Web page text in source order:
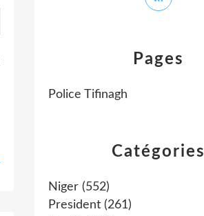
Catégories
Niger (552)
President (261)
Pages
Police Tifinagh